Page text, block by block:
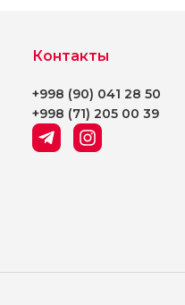
Контакты
+998 (90) 041 28 50
+998 (71) 205 00 39